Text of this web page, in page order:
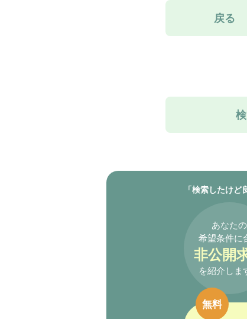
戻る
「検索したけ
あなたの
希望条件に
非公開
を紹介しま
無料